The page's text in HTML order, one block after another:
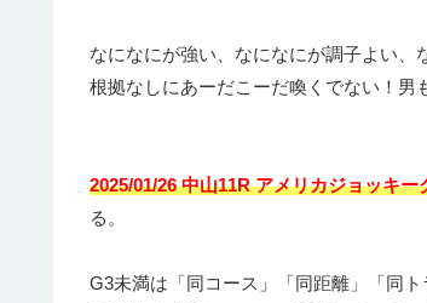
なになにが強い、なになにが調子よい、
根拠なしにあーだこーだ喚くでない！男
2025/01/26 中山11R アメリカジョッキー
る。
G3未満は「同コース」「同距離」「同